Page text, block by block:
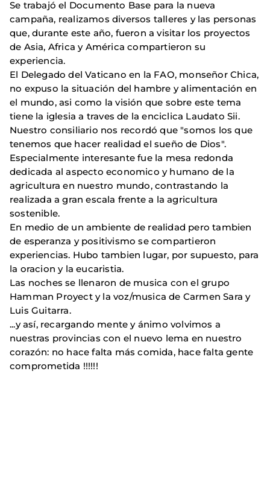
Se trabajó el Documento Base para la nueva
campaña, realizamos diversos talleres y las personas
que, durante este año, fueron a visitar los proyectos
de Asia, Africa y América compartieron su
experiencia.
El Delegado del Vaticano en la FAO, monseñor Chica,
no expuso la situación del hambre y alimentación en
el mundo, asi como la visión que sobre este tema
tiene la iglesia a traves de la enciclica Laudato Sii.
Nuestro consiliario nos recordó que "somos los que
tenemos que hacer realidad el sueño de Dios".
Especialmente interesante fue la mesa redonda
dedicada al aspecto economico y humano de la
agricultura en nuestro mundo, contrastando la
realizada a gran escala frente a la agricultura
sostenible.
En medio de un ambiente de realidad pero tambien
de esperanza y positivismo se compartieron
experiencias. Hubo tambien lugar, por supuesto, para
la oracion y la eucaristia.
Las noches se llenaron de musica con el grupo
Hamman Proyect y la voz/musica de Carmen Sara y
Luis Guitarra.
...y así, recargando mente y ánimo volvimos a
nuestras provincias con el nuevo lema en nuestro
corazón: no hace falta más comida, hace falta gente
comprometida !!!!!!